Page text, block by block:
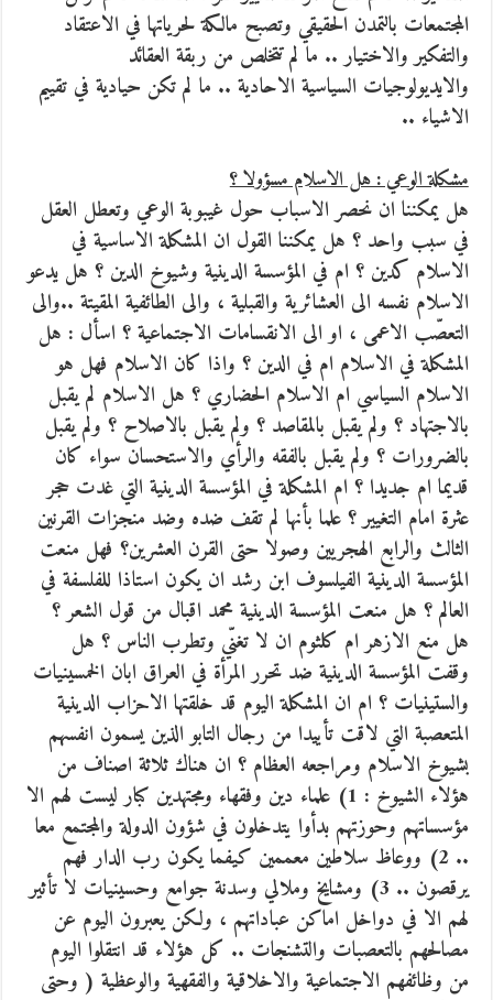
المجتمعات بالتمدن الحقيقي وتصبح مالكة لحرياتها في الاعتقاد
والتفكير والاختيار .. ما لم تتخلص من ربقة العقائد
والايديولوجيات السياسية الاحادية .. ما لم تكن حيادية في تقييم
الاشياء ..
مشكلة الوعي : هل الاسلام مسؤولا ؟
هل يمكننا ان نحصر الاسباب حول غيبوبة الوعي وتعطل العقل
في سبب واحد ؟ هل يمكننا القول ان المشكلة الاساسية في
الاسلام كدين ؟ ام في المؤسسة الدينية وشيوخ الدين ؟ هل يدعو
الاسلام نفسه الى العشائرية والقبلية ، والى الطائفية المقيتة ..والى
التعصّب الاعمى ، او الى الانقسامات الاجتماعية ؟ اسأل : هل
المشكلة في الاسلام ام في الدين ؟ واذا كان الاسلام فهل هو
الاسلام السياسي ام الاسلام الحضاري ؟ هل الاسلام لم يقبل
بالاجتهاد ؟ ولم يقبل بالمقاصد ؟ ولم يقبل بالاصلاح ؟ ولم يقبل
بالضرورات ؟ ولم يقبل بالفقه والرأي والاستحسان سواء كان
قديما ام جديدا ؟ ام المشكلة في المؤسسة الدينية التي غدت حجر
عثرة امام التغيير ؟ علما بأنها لم تقف ضده وضد منجزات القرنين
الثالث والرابع الهجريين وصولا حتى القرن العشرين؟ فهل منعت
المؤسسة الدينية الفيلسوف ابن رشد ان يكون استاذا للفلسفة في
العالم ؟ هل منعت المؤسسة الدينية محمد اقبال من قول الشعر ؟
هل منع الازهر ام كلثوم ان لا تغنّي وتطرب الناس ؟ هل
وقفت المؤسسة الدينية ضد تحرر المرأة في العراق ابان الخمسينيات
والستينيات ؟ ام ان المشكلة اليوم قد خلقتها الاحزاب الدينية
المتعصبة التي لاقت تأييدا من رجال التابو الذين يسمون انفسهم
بشيوخ الاسلام ومراجعه العظام ؟ ان هناك ثلاثة اصناف من
هؤلاء الشيوخ : 1) علماء دين وفقهاء ومجتهدين كبار ليست لهم الا
مؤسساتهم وحوزتهم بدأوا يتدخلون في شؤون الدولة والمجتمع معا
.. 2) ووعاظ سلاطين معممين كيفما يكون رب الدار فهم
يرقصون .. 3) ومشايخ وملالي وسدنة جوامع وحسينيات لا تأثير
لهم الا في دواخل اماكن عباداتهم ، ولكن يعبرون اليوم عن
مصالحهم بالتعصبات والتشنجات .. كل هؤلاء قد انتقلوا اليوم
من وظائفهم الاجتماعية والاخلاقية والفقهية والوعظية ( وحتى